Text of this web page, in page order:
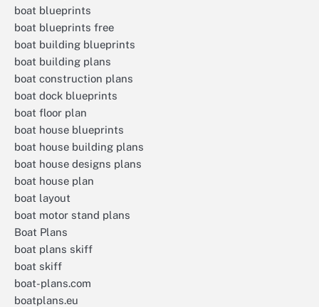
boat blueprints
boat blueprints free
boat building blueprints
boat building plans
boat construction plans
boat dock blueprints
boat floor plan
boat house blueprints
boat house building plans
boat house designs plans
boat house plan
boat layout
boat motor stand plans
Boat Plans
boat plans skiff
boat skiff
boat-plans.com
boatplans.eu